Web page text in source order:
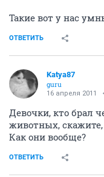
Такие вот у нас
ОТВЕТИТЬ
Katya87
guru
16 апреля 2011
Девочки, кто брал
животных,
Как они вообще?
ОТВЕТИТЬ